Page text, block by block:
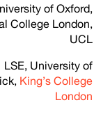
of Oxford,
College London,
UCL
LSE, University of
King’s College
London